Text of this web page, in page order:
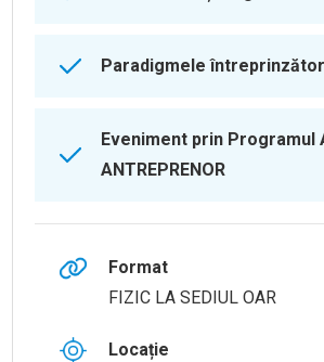
Paradigmele
Eveniment prin Programul
ANTREPRENOR
Format
FIZIC LA SEDIUL OAR
Locație